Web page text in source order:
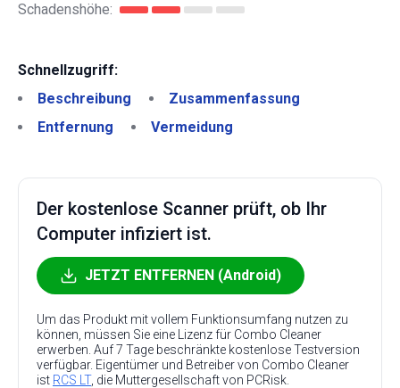
Schadenshöhe:
Schnellzugriff:
Beschreibung
Zusammenfassung
Entfernung
Vermeidung
Der kostenlose Scanner prüft, ob Ihr
Computer infiziert ist.
JETZT ENTFERNEN (Android)
Um das Produkt mit vollem Funktionsumfang nutzen zu
können, müssen Sie eine Lizenz für Combo Cleaner
erwerben. Auf 7 Tage beschränkte kostenlose Testversion
verfügbar. Eigentümer und Betreiber von Combo Cleaner
ist RCS LT, die Muttergesellschaft von PCRisk.